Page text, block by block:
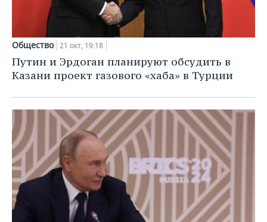
Общество 21 окт, 19:18
Путин и Эрдоган планируют обсудить в
Казани проект газового «хаба» в Турции